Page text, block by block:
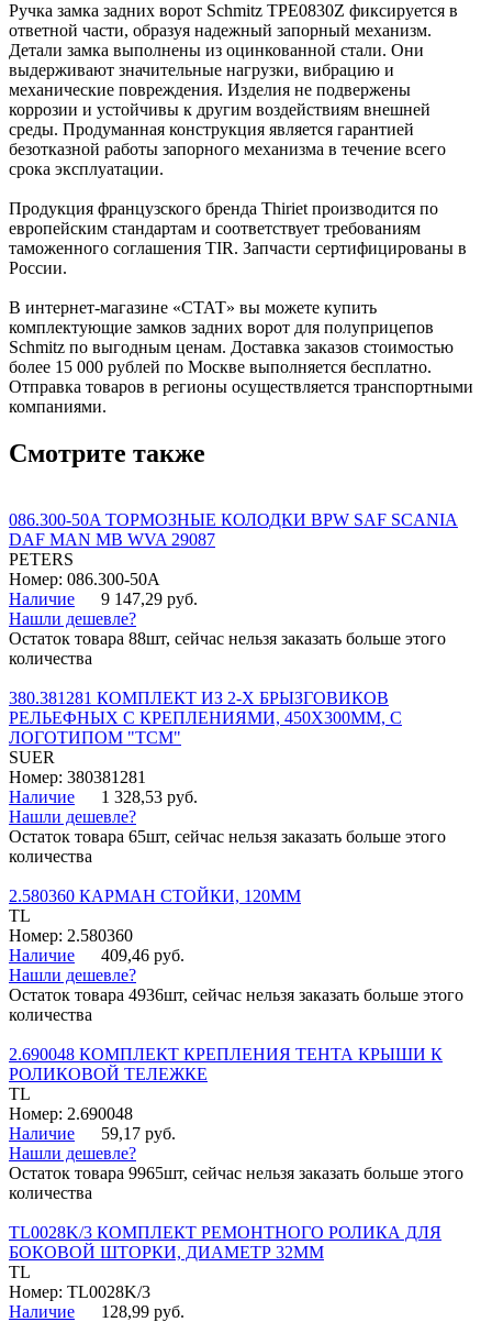
Ручка замка задних ворот Schmitz TPE0830Z фиксируется в
ответной части, образуя надежный запорный механизм.
Детали замка выполнены из оцинкованной стали. Они
выдерживают значительные нагрузки, вибрацию и
механические повреждения. Изделия не подвержены
коррозии и устойчивы к другим воздействиям внешней
среды. Продуманная конструкция является гарантией
безотказной работы запорного механизма в течение всего
срока эксплуатации.
Продукция французского бренда Thiriet производится по
европейским стандартам и соответствует требованиям
таможенного соглашения TIR. Запчасти сертифицированы в
России.
В интернет-магазине «СТАТ» вы можете купить
комплектующие замков задних ворот для полуприцепов
Schmitz по выгодным ценам. Доставка заказов стоимостью
более 15 000 рублей по Москве выполняется бесплатно.
Отправка товаров в регионы осуществляется транспортными
компаниями.
Смотрите также
086.300-50A ТОРМОЗНЫЕ КОЛОДКИ BPW SAF SCANIA
DAF MAN MB WVA 29087
PETERS
Номер: 086.300-50A
Наличие
9 147,29 руб.
Нашли дешевле?
Остаток товара 88шт, сейчас нельзя заказать больше этого
количества
380.381281 КОМПЛЕКТ ИЗ 2-Х БРЫЗГОВИКОВ
РЕЛЬЕФНЫХ С КРЕПЛЕНИЯМИ, 450Х300ММ, С
ЛОГОТИПОМ "ТСМ"
SUER
Номер: 380381281
Наличие
1 328,53 руб.
Нашли дешевле?
Остаток товара 65шт, сейчас нельзя заказать больше этого
количества
2.580360 КАРМАН СТОЙКИ, 120ММ
TL
Номер: 2.580360
Наличие
409,46 руб.
Нашли дешевле?
Остаток товара 4936шт, сейчас нельзя заказать больше этого
количества
2.690048 КОМПЛЕКТ КРЕПЛЕНИЯ ТЕНТА КРЫШИ К
РОЛИКОВОЙ ТЕЛЕЖКЕ
TL
Номер: 2.690048
Наличие
59,17 руб.
Нашли дешевле?
Остаток товара 9965шт, сейчас нельзя заказать больше этого
количества
TL0028K/3 КОМПЛЕКТ РЕМОНТНОГО РОЛИКА ДЛЯ
БОКОВОЙ ШТОРКИ, ДИАМЕТР 32ММ
TL
Номер: TL0028K/3
Наличие
128,99 руб.